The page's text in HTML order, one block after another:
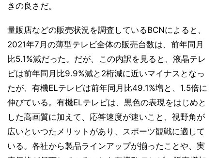
きの良さだ。
量販店などの販売状況を調査しているBCNによると、
2021年7月の薄型テレビ全体の販売台数は、前年同月
比5.1%減だった。だが、この内訳を見ると、液晶テレ
ビは前年同月比9.9%減と2桁減に近いマイナスとなっ
たが、有機ELテレビは前年同月比49.1%増と、1.5倍に
伸びている。有機ELテレビは、黒色の表現をはじめと
した高画質に加えて、応答速度が速いこと、視野角が
広いといつたメリットがあり、スポーツ観戦に適して
いる。各社から製品ラインアップが揃ったことや、実